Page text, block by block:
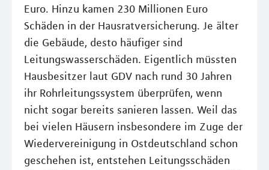
Euro. Hinzu kamen 230 Millionen Euro
Schäden in der Hausratversicherung. Je älter
die Gebäude, desto häufiger sind
Leitungswasserschäden. Eigentlich müssten
Hausbesitzer laut GDV nach rund 30 Jahren
ihr Rohrleitungssystem überprüfen, wenn
nicht sogar bereits sanieren lassen. Weil das
bei vielen Häusern insbesondere im Zuge der
Wiedervereinigung in Ostdeutschland schon
geschehen ist, entstehen Leitungsschäden